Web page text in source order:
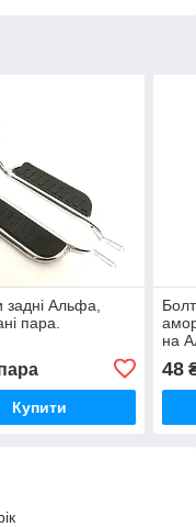
задні Альфа,
пара.
Купити
на
48